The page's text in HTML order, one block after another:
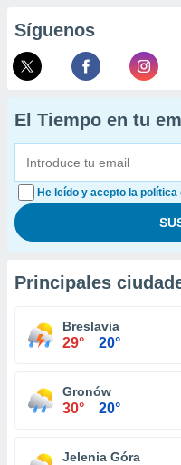
Síguenos
El Tiempo en tu
He leído y acepto la
Principales
Breslavia
29° 20°
Gronów
30° 20°
Jelenia Góra